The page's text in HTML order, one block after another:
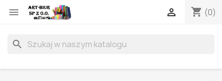
 shopping_cart (0)

search